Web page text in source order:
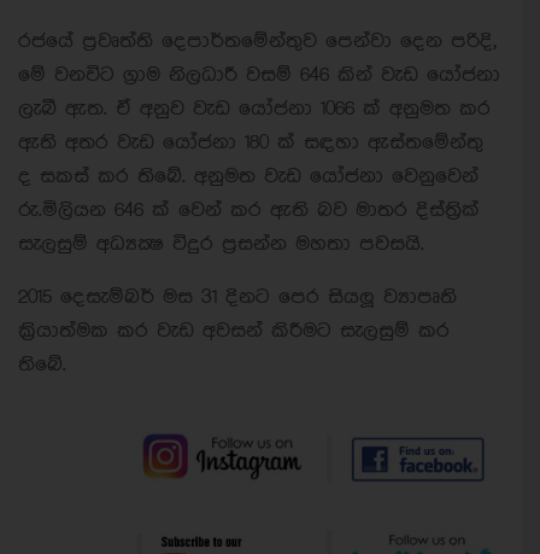
රජයේ ප්‍රවෘත්ති දෙපාර්තමේන්තුව පෙන්වා දෙන පරිදි,
මේ වනවිට ග‍්‍රාම නිලධාරී වසම් 646 කින් වැඩ යෝජනා
ලැබී ඇත. ඒ අනුව වැඩ යෝජනා 1066 ක් අනුමත කර
ඇති අතර වැඩ යෝජනා 180 ක් සඳහා ඇස්තමේන්තු
ද සකස් කර තිබේ. අනුමත වැඩ යෝජනා වෙනුවෙන්
රු.මිලියන 646 ක් වෙන් කර ඇති බව මාතර දිස්ත‍්‍රික්
සැලසුම් අධ්‍යක්‍ෂ විදුර ප‍්‍රසන්න මහතා පවසයි.
2015 දෙසැම්බර් මස 31 දිනට පෙර සියලූ ව්‍යාපෘති
ක‍්‍රියාත්මක කර වැඩ අවසන් කිරීමට සැලසුම් කර
තිබේ.